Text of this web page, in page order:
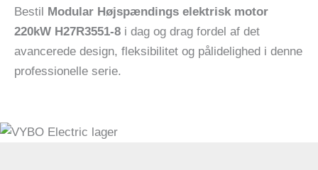
Bestil
Modular Højspændings elektrisk motor
220kW H27R3551-8 i dag og drag fordel af det
avancerede design, fleksibilitet og pålidelighed i denne
professionelle serie.